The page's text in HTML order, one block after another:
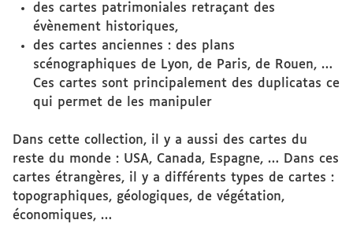
des cartes patrimoniales retraçant des
évènement historiques,
des cartes anciennes : des plans
scénographiques de Lyon, de Paris, de Rouen, …
Ces cartes sont principalement des duplicatas ce
qui permet de les manipuler
Dans cette collection, il y a aussi des cartes du
reste du monde : USA, Canada, Espagne, … Dans ces
cartes étrangères, il y a différents types de cartes :
topographiques, géologiques, de végétation,
économiques, …